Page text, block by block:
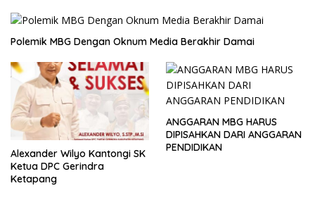
Polemik MBG Dengan Oknum Media Berakhir Damai
Alexander Wilyo Kantongi SK
Ketua DPC Gerindra
Ketapang
ANGGARAN MBG HARUS
DIPISAHKAN DARI ANGGARAN
PENDIDIKAN